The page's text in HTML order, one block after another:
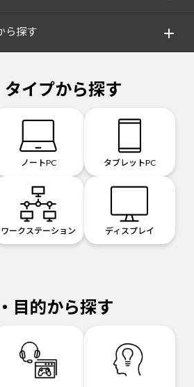
ら探す
タイプから探す
ノートPC タブレットPC
ワークステーション ディスプレイ
目的から探す